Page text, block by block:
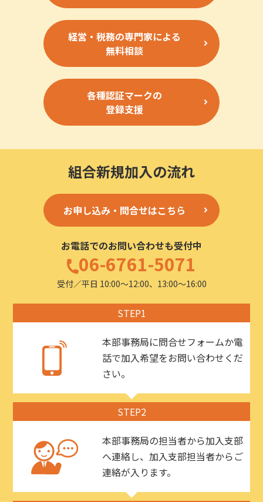
経営・税務の専門家による
無料相談
各種認証マークの
登録支援
組合新規加入の流れ
お申し込み・問合せはこちら
お電話でのお問い合わせも受付中
06-6761-5071
受付／平日 10:00〜12:00、13:00〜16:00
STEP1
本部事務局に問合せフォームか電
話で加入希望をお問い合わせくだ
さい。
STEP2
本部事務局の担当者から加入支部
へ連絡し、加入支部担当者からご
連絡が入ります。